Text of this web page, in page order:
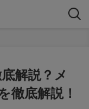
解説？メ
徹底解説！